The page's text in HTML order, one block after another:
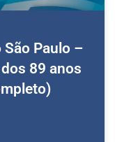
Paulo –
89 anos